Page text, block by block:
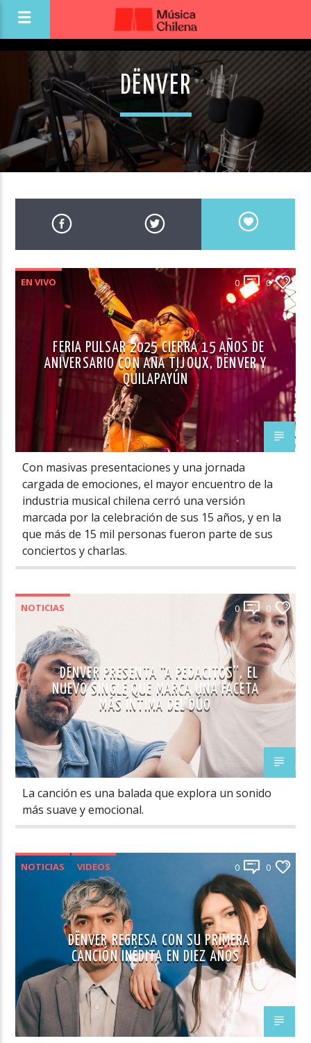
DËNVER
EN VIVO 0 0
FERIA PULSAR 2025 CIERRA 15 AÑOS DE
ANIVERSARIO CON ANA TIJOUX, DËNVER Y
QUILAPAYÚN
Con masivas presentaciones y una jornada
cargada de emociones, el mayor encuentro de la
industria musical chilena cerró una versión
marcada por la celebración de sus 15 años, y en la
que más de 15 mil personas fueron parte de sus
conciertos y charlas.
NOTICIAS 0 0
DËNVER PRESENTA “A PEDACITOS”, EL
NUEVO SINGLE QUE MARCA UNA FACETA
MÁS ÍNTIMA DEL DÚO
La canción es una balada que explora un sonido
más suave y emocional.
NOTICIAS VIDEOS 0 0
DËNVER REGRESA CON SU PRIMERA
CANCIÓN INÉDITA EN DIEZ AÑOS